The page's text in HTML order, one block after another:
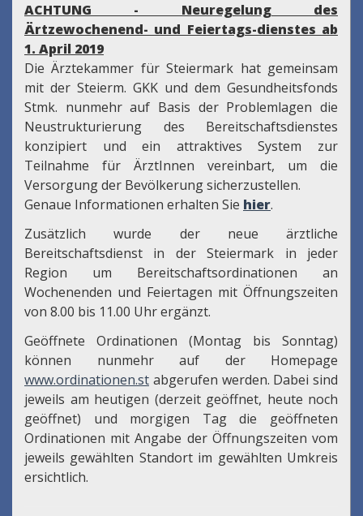
ACHTUNG - Neuregelung des
Ärtzewochenend- und Feiertags-dienstes ab
1. April 2019
Die Ärztekammer für Steiermark hat gemeinsam
mit der Steierm. GKK und dem Gesundheitsfonds
Stmk. nunmehr auf Basis der Problemlagen die
Neustrukturierung des Bereitschaftsdienstes
konzipiert und ein attraktives System zur
Teilnahme für ÄrztInnen vereinbart, um die
Versorgung der Bevölkerung sicherzustellen.
Genaue Informationen erhalten Sie hier.
Zusätzlich wurde der neue ärztliche
Bereitschaftsdienst in der Steiermark in jeder
Region um Bereitschaftsordinationen an
Wochenenden und Feiertagen mit Öffnungszeiten
von 8.00 bis 11.00 Uhr ergänzt.
Geöffnete Ordinationen (Montag bis Sonntag)
können nunmehr auf der Homepage
www.ordinationen.st abgerufen werden. Dabei sind
jeweils am heutigen (derzeit geöffnet, heute noch
geöffnet) und morgigen Tag die geöffneten
Ordinationen mit Angabe der Öffnungszeiten vom
jeweils gewählten Standort im gewählten Umkreis
ersichtlich.